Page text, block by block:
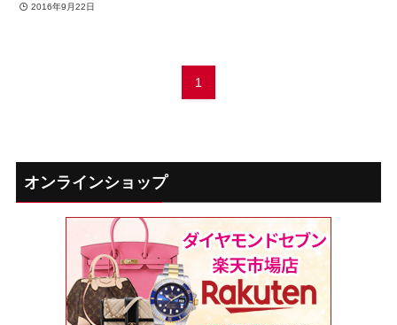
2016年9月22日
1
オンラインショップ